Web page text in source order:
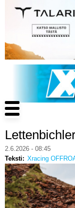
pääsisältöön
Main
navigation
2.6.2026 - 08:45
Teksti
Xracing